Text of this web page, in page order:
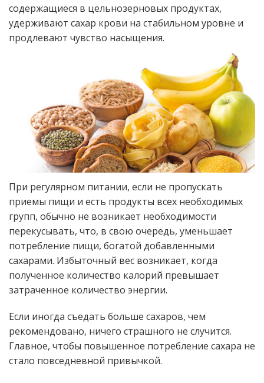
содержащиеся в цельнозерновых продуктах,
удерживают сахар крови на стабильном уровне и
продлевают чувство насыщения.
При регулярном питании, если не пропускать
приемы пищи и есть продукты всех необходимых
групп, обычно не возникает необходимости
перекусывать, что, в свою очередь, уменьшает
потребление пищи, богатой добавленными
сахарами. Избыточный вес возникает, когда
полученное количество калорий превышает
затраченное количество энергии.
Если иногда съедать больше сахаров, чем
рекомендовано, ничего страшного не случится.
Главное, чтобы повышенное потребление сахара не
стало повседневной привычкой.